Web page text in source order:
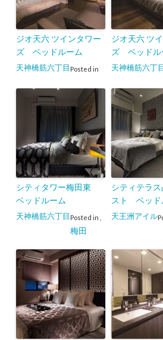
ジオ天六 ツインタワー
ズ ベッドルーム
Posted in
天神橋筋六丁目
ジオ天六 ツ
ズ ベッドル
天神橋筋六丁
シティタワー梅田東
ベッドルーム
Posted in
天神橋筋六丁目
梅田
シティテラ
スト ベッド
天王洲アイル